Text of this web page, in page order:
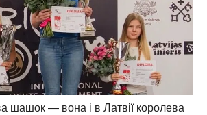
шашок — вона і в Латвії королева